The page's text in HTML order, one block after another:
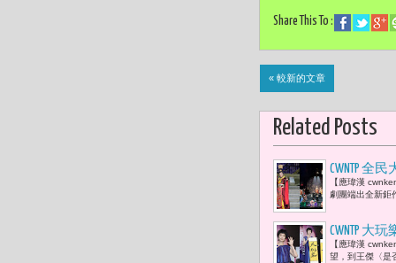
Share This To :
« 較新的文章
Related Posts
CWNTP 全
檔」
【應瑋漢
劇團端出全新鉅
CWNTP 大
一種溫柔
【應瑋漢
望，到王傑〈是